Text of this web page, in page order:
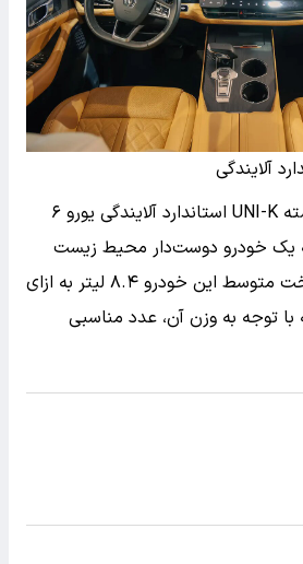
آلایندگی
یکی از ویژگی‌های برجسته UNI-K استاندارد آلایندگی یورو ۶
یک خودرو دوست‌دار محیط زیست
کرده است. مصرف سوخت متوسط این خودرو ۸.۴ لیتر به ازای
که با توجه به وزن آن، عدد مناسبی